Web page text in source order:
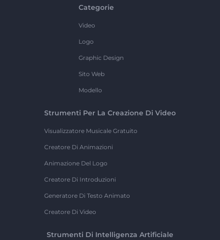
Categorie
Video
Logo
Graphic Design
Sito Web
Modello
Strumenti Per La Creazione Di Video
Visualizzatore Musicale Gratuito
Creatore Di Animazioni
Animazione Del Logo
Creatore Di Introduzioni
Generatore Di Testo Animato
Creatore Di Video
Strumenti Di Intelligenza Artificiale